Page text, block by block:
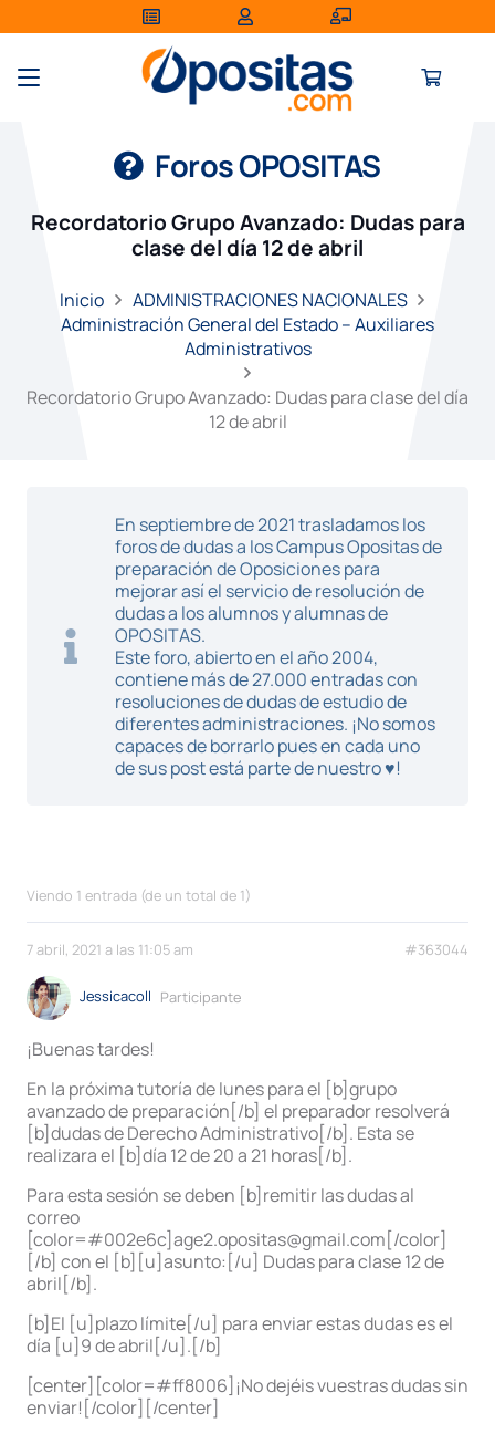
Foros OPOSITAS
Recordatorio Grupo Avanzado: Dudas para
clase del día 12 de abril
Inicio
ADMINISTRACIONES NACIONALES
Administración General del Estado – Auxiliares
Administrativos
Recordatorio Grupo Avanzado: Dudas para clase del día
12 de abril
En septiembre de 2021 trasladamos los
foros de dudas a los Campus Opositas de
preparación de Oposiciones para
mejorar así el servicio de resolución de
dudas a los alumnos y alumnas de
OPOSITAS.
Este foro, abierto en el año 2004,
contiene más de 27.000 entradas con
resoluciones de dudas de estudio de
diferentes administraciones. ¡No somos
capaces de borrarlo pues en cada uno
de sus post está parte de nuestro ♥!
Viendo 1 entrada (de un total de 1)
7 abril, 2021 a las 11:05 am #363044
Jessicacoll Participante
¡Buenas tardes!
En la próxima tutoría de lunes para el [b]grupo
avanzado de preparación[/b] el preparador resolverá
[b]dudas de Derecho Administrativo[/b]. Esta se
realizara el [b]día 12 de 20 a 21 horas[/b].
Para esta sesión se deben [b]remitir las dudas al
correo
[color=#002e6c]age2.opositas@gmail.com[/color]
[/b] con el [b][u]asunto:[/u] Dudas para clase 12 de
abril[/b].
[b]El [u]plazo límite[/u] para enviar estas dudas es el
día [u]9 de abril[/u].[/b]
[center][color=#ff8006]¡No dejéis vuestras dudas sin
enviar![/color][/center]